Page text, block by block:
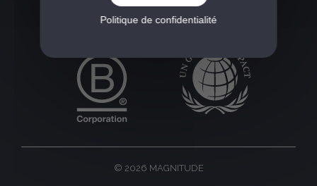
Politique de confidentialité
Certifié BCorp
Membre de UN
global Compact
© 2026 MAGNITUDE